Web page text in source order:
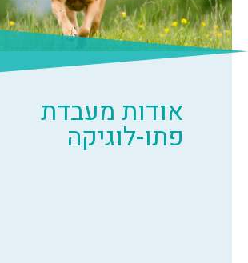
אודות מעבדת
פתו-לוגיקה